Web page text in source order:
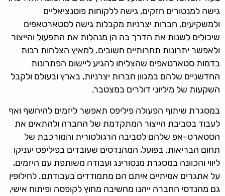
גישה למנטורים חזקים, גישה ללקוחות פוטנציאליים
ולמשקיעים, חברות יצרניות מקבלות גישה לסטארטאפים
שיכולים לשנות את הדרך בה הן מנהלות את התפעול והייצור
ולאפשר יתרונות תחרותיים חשובים. למאיץ הצלחות רבות
בדמות סטארטאפים שהצליחו להגיע ליישום הפתרונות
החדשניים שלהם במגוון חברות יצרניות, בארץ ובעולם ולקבל
השקעות של מיליוני דולרים במצטבר.
במסגרת שיתוף הפעולה פיליפס תאפשר ליזמים להיחשף ואף
לעבוד בסביבת הייצור המתקדמת של החברה ולהתאים את
הסטארט-אפ שלהם לסביבה הרגולטורית והמורכבת של
תחום הבריאות. בפועל, המהנדסים שעובדים בפיליפס יעניקו
ליווי והכוונה במסגרת מנטורינג ועבודה משותפת עם היזמים,
על אתגרים אמיתיים איתם הם מתמודדים בעבודתם. לחילופין
גם מהנדסי החברה ייהנו מחשיבה מחוץ לקופסה ופיתוח אישי,